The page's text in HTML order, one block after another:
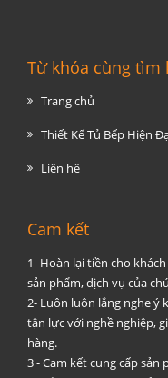
Từ khóa cùng tìm
Trang chủ
Thiết Kế Tủ Bếp Hiện
Liên hệ
Cam kết
1- Hoàn lại tiền cho
sản phẩm, dịch vụ của
2- Luôn luôn lắng nghe ý
tận lực với nghề nghiệp,
hàng.
3 - Cam kết cung cấp